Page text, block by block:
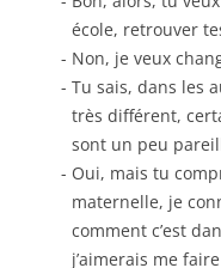
école, retrouver
Non, je veux
Tu sais, dans les
très différent,
sont un peu
Oui, mais tu
maternelle, je
comment c’est
j’aimerais me